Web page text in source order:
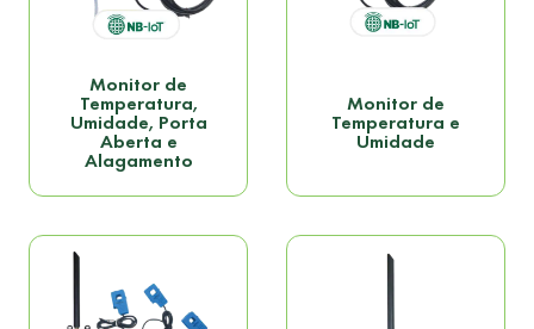
Monitor de
Temperatura,
Umidade, Porta
Aberta e
Alagamento
Monitor de
Temperatura e
Umidade